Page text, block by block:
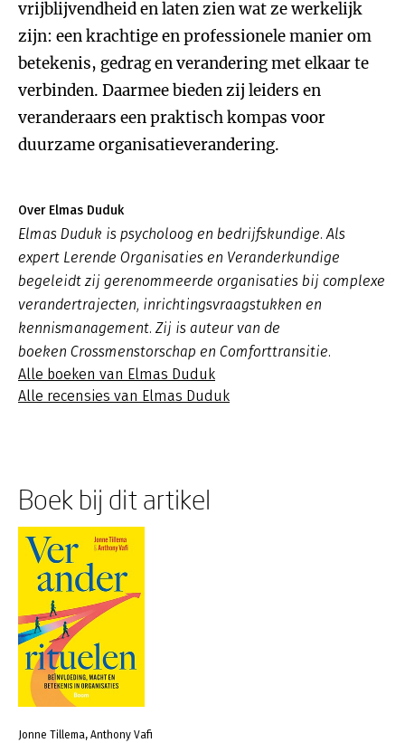
vrijblijvendheid en laten zien wat ze werkelijk
zijn: een krachtige en professionele manier om
betekenis, gedrag en verandering met elkaar te
verbinden. Daarmee bieden zij leiders en
veranderaars een praktisch kompas voor
duurzame organisatieverandering.
Over Elmas Duduk
Elmas Duduk is psycholoog en bedrijfskundige. Als
expert Lerende Organisaties en Veranderkundige
begeleidt zij gerenommeerde organisaties bij complexe
verandertrajecten, inrichtingsvraagstukken en
kennismanagement. Zij is auteur van de
boeken Crossmenstorschap en Comforttransitie.
Alle boeken van Elmas Duduk
Alle recensies van Elmas Duduk
Boek bij dit artikel
Jonne Tillema, Anthony Vafi